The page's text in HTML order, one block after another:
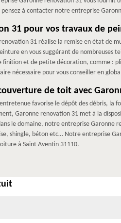
à contacter notre entreprise
31 pour vos travaux de
31 réalise la remise en état de
en vous suggérant de nombreuses
finition et de petite décoration, comme :
nécessaire pour vous conseiller en
de toit avec
favorise le dépôt des débris,
Garonne renovation 31 met à la
le domaine, notre entreprise
shingle, béton etc… Notre entreprise
à Saint Aventin 31110.